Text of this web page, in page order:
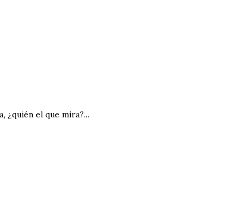
¿quién el que mira?...